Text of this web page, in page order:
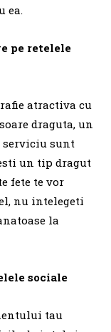
ea.
pe retelele
atractiva cu
draguta, un
serviciu sunt
un tip dragut
fete te vor
nu intelegeti
la
sociale
tau